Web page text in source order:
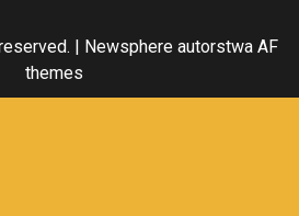
Newsphere autorstwa AF
themes